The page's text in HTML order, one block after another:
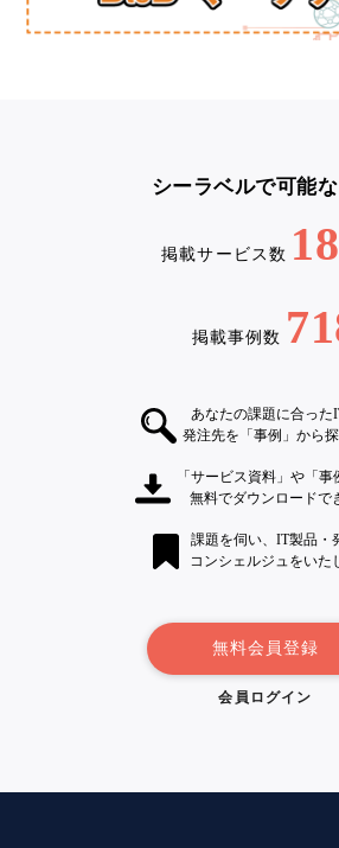
シーラベルで可能
掲載サービス数
掲載事例数
あなたの課題に合った
発注先を「事例」から探
「サービス資料」や「事
無料でダウンロードで
課題を伺い、IT製品・
コンシェルジュをいた
無料会員登録
会員ログイン